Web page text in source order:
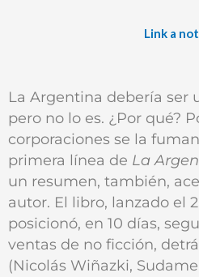
Link a
La Argentina debería ser
pero no lo es. ¿Por qué?
corporaciones se la
primera línea de La
un resumen, también,
autor. El libro, lanzado el
posicionó, en 10 días,
ventas de no ficción,
(Nicolás Wiñazki,